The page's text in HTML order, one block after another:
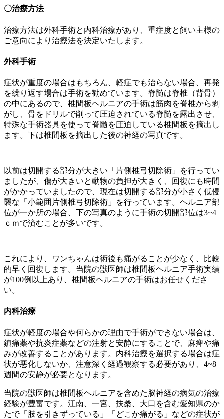
〇治療方法
治療方法は外科手術と内科治療があり、重症度と飼い主様の
ご意向により治療法を決定いたします。
外科手術
症状が重度の場合はもちろん、軽症でも治らない場合、再発
を繰り返す場合は手術を勧めています。脊髄は脊椎（背骨）
の中にあるので、椎間板ヘルニアの手術は筋肉を脊椎から剥
がし、骨をドリルで削って圧迫されている脊髄を露出させ、
特殊な手術器具を使って脊髄を圧迫している椎間板を摘出し
ます。下は椎間板を摘出した後の神経の写真です。
以前は切開する部分が大きい「片側椎弓切除術」を行ってい
ましたが、傷が大きいと動物の負担が大きく、回復にも時間
がかかっていましたので、現在は切開する部分が小さく低侵
襲な「小範囲片側椎弓切除術」を行っています。ヘルニア部
位が一か所の場合、下の写真のように手術の切開部位は3~4
ｃｍで済むことが多いです。
これにより、ワンちゃんは術後も痛がることが少なく、比較
的早く回復します。当院の獣医師は椎間板ヘルニア手術実績
が100例以上あり、椎間板ヘルニアの手術はお任せくださ
い。
内科治療
症状が軽度の場合や何らかの理由で手術ができない場合は、
鎮痛薬や抗炎症薬などの注射と安静にすることで、麻痺や痛
みが改善することがあります。内科治療を選択する場合は症
状が悪化しないか、注意深く経過観察する必要があり、4~8
週間の安静が必要となります。
当院の獣医師は椎間板ヘルニアを含めた脳神経の病気の治療
経験が豊富です。江南、一宮、扶桑、大口を含む愛知県のか
たで「肢を引きずっている」「どこか痛がる」などの症状が